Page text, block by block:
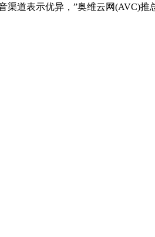
道表示优异，”奥维云网(AVC)